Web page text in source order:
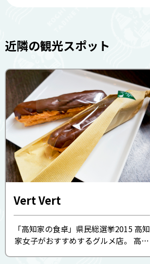
近隣の観光スポット
Vert Vert
「高知家の食卓」県民総選挙2015 高知
家女子がおすすめするグルメ店。 高知